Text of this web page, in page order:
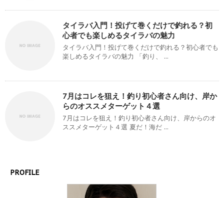
タイラバ入門！投げて巻くだけで釣れる？初
心者でも楽しめるタイラバの魅力
タイラバ入門！投げて巻くだけで釣れる？初心者でも
楽しめるタイラバの魅力 「釣り、 ...
7月はコレを狙え！釣り初心者さん向け、岸か
らのオススメターゲット４選
7月はコレを狙え！釣り初心者さん向け、岸からのオ
ススメターゲット４選 夏だ！海だ ...
PROFILE